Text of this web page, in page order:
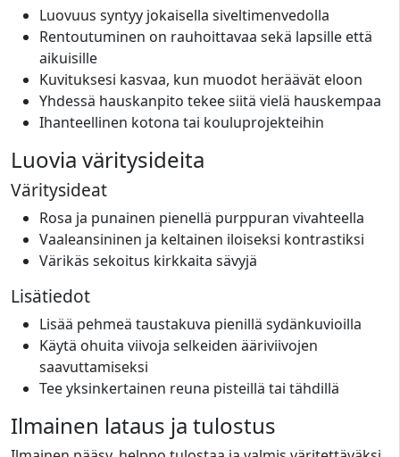
Luovuus syntyy jokaisella siveltimenvedolla
Rentoutuminen on rauhoittavaa sekä lapsille että
aikuisille
Kuvituksesi kasvaa, kun muodot heräävät eloon
Yhdessä hauskanpito tekee siitä vielä hauskempaa
Ihanteellinen kotona tai kouluprojekteihin
Luovia väritysideita
Väritysideat
Rosa ja punainen pienellä purppuran vivahteella
Vaaleansininen ja keltainen iloiseksi kontrastiksi
Värikäs sekoitus kirkkaita sävyjä
Lisätiedot
Lisää pehmeä taustakuva pienillä sydänkuvioilla
Käytä ohuita viivoja selkeiden ääriviivojen
saavuttamiseksi
Tee yksinkertainen reuna pisteillä tai tähdillä
Ilmainen lataus ja tulostus